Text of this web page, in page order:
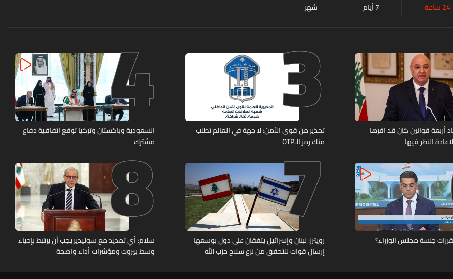
24 ساعة 7 أيام شهر
أربعة قوانين كان قد اقرها
النظر فيها
3
تحذير من قوى الأمن: لا جهة في العالم تطلب
منك رمز الـOTP
4
السعودية وباكستان وتركيا توقع اتفاقية دفاع
مشترك
جلسة مجلس الوزراء؟ 7
رويترز: لبنان وإسرائيل يتفقان على دول بوسعها
إرسال قوات للتحقق من نزع سلاح حزب الله
8
سلام: أي تمديد مع سوليدير يجب أن يرتبط بإحياء
وسط بيروت ومؤشرات أداء واضحة